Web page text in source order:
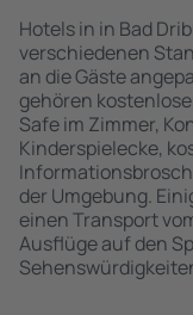
Hotels in in Bad
verschiedenen
an die Gäste
gehören
Safe im Zimmer,
Kinderspielecke,
der Umgebung.
einen Transport
Ausflüge auf den